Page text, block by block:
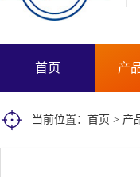
首页 产
当前位置： 首页 > 产